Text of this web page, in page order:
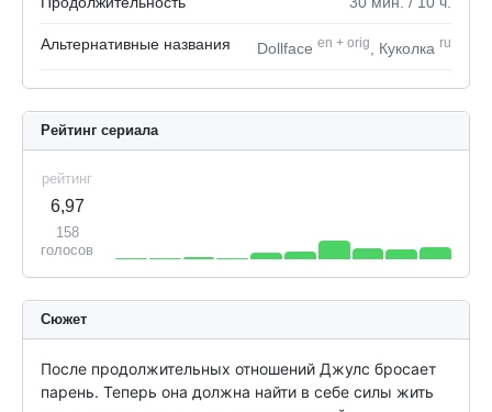
Альтернативные названия Dollface en + orig , Куколка ru
Рейтинг сериала
рейтинг
6,97
158
голосов
Сюжет
После продолжительных отношений Джулс бросает
парень. Теперь она должна найти в себе силы жить